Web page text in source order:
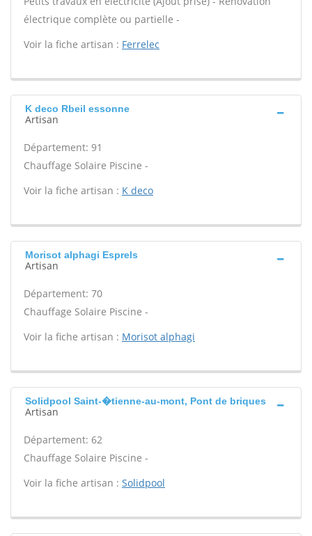
électrique complète ou partielle -
Voir la fiche artisan : Ferrelec
K deco Rbeil essonne
Artisan
Département: 91
Chauffage Solaire Piscine -
Voir la fiche artisan : K deco
Morisot alphagi Esprels
Artisan
Département: 70
Chauffage Solaire Piscine -
Voir la fiche artisan : Morisot alphagi
Solidpool Saint-�tienne-au-mont, Pont de briques
Artisan
Département: 62
Chauffage Solaire Piscine -
Voir la fiche artisan : Solidpool